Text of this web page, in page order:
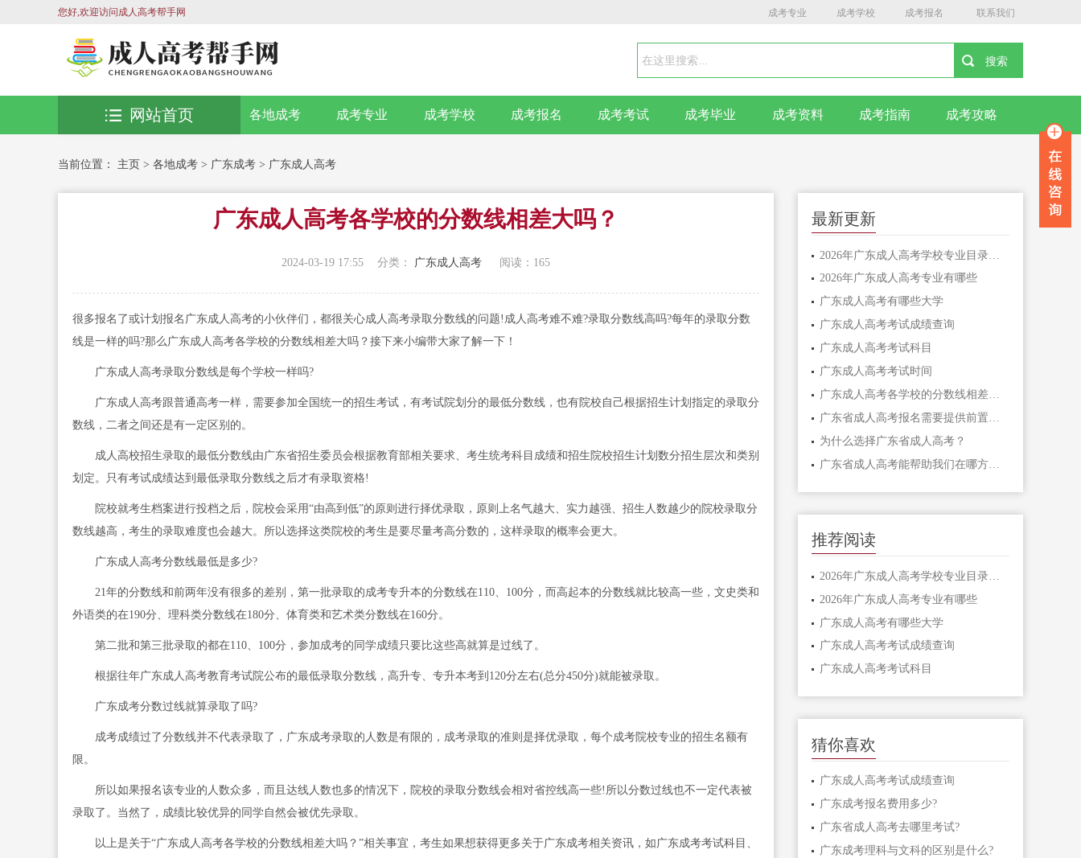
您好,欢迎访问成人高考帮手网 成考专业 成考学校 成考报名 联系我们
各地成考 成考专业 成考学校 成考报名 成考考试 成考毕业 成考资料 成考指南 成考攻略
网站首页
当前位置： 主页 > 各地成考 > 广东成考 > 广东成人高考
广东成人高考各学校的分数线相差大吗？
2024-03-19 17:55 分类： 广东成人高考 阅读： 165
很多报名了或计划报名广东成人高考的小伙伴们，都很关心成人高考录取分数线的问题!成人高考难不难?录取分数线高吗?每年的录取分数
线是一样的吗?那么广东成人高考各学校的分数线相差大吗？接下来小编带大家了解一下！
广东成人高考录取分数线是每个学校一样吗?
广东成人高考跟普通高考一样，需要参加全国统一的招生考试，有考试院划分的最低分数线，也有院校自己根据招生计划指定的录取分
数线，二者之间还是有一定区别的。
成人高校招生录取的最低分数线由广东省招生委员会根据教育部相关要求、考生统考科目成绩和招生院校招生计划数分招生层次和类别
划定。只有考试成绩达到最低录取分数线之后才有录取资格!
院校就考生档案进行投档之后，院校会采用“由高到低”的原则进行择优录取，原则上名气越大、实力越强、招生人数越少的院校录取分
数线越高，考生的录取难度也会越大。所以选择这类院校的考生是要尽量考高分数的，这样录取的概率会更大。
广东成人高考分数线最低是多少?
21年的分数线和前两年没有很多的差别，第一批录取的成考专升本的分数线在110、100分，而高起本的分数线就比较高一些，文史类和
外语类的在190分、理科类分数线在180分、体育类和艺术类分数线在160分。
第二批和第三批录取的都在110、100分，参加成考的同学成绩只要比这些高就算是过线了。
根据往年广东成人高考教育考试院公布的最低录取分数线，高升专、专升本考到120分左右(总分450分)就能被录取。
广东成考分数过线就算录取了吗?
成考成绩过了分数线并不代表录取了，广东成考录取的人数是有限的，成考录取的准则是择优录取，每个成考院校专业的招生名额有
限。
所以如果报名该专业的人数众多，而且达线人数也多的情况下，院校的录取分数线会相对省控线高一些!所以分数过线也不一定代表被
录取了。当然了，成绩比较优异的同学自然会被优先录取。
以上是关于“广东成人高考各学校的分数线相差大吗？”相关事宜，考生如果想获得更多关于广东成考相关资讯，如广东成考考试科目、
最新更新
2026年广东成人高考学校专业目录查询
2026年广东成人高考专业有哪些
广东成人高考有哪些大学
广东成人高考考试成绩查询
广东成人高考考试科目
广东成人高考考试时间
广东成人高考各学校的分数线相差大吗？
广东省成人高考报名需要提供前置学历吗？
为什么选择广东省成人高考？
广东省成人高考能帮助我们在哪方面获得提升？
推荐阅读
2026年广东成人高考学校专业目录查询
2026年广东成人高考专业有哪些
广东成人高考有哪些大学
广东成人高考考试成绩查询
广东成人高考考试科目
猜你喜欢
广东成人高考考试成绩查询
广东成考报名费用多少?
广东省成人高考去哪里考试?
广东成考理科与文科的区别是什么?